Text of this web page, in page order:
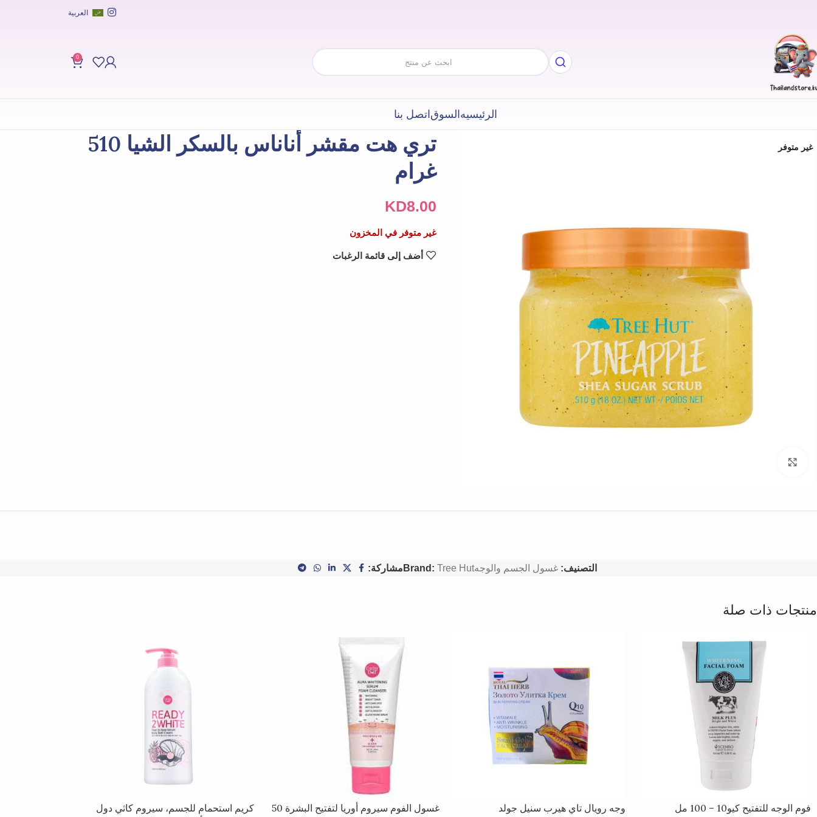
العربية
0
الرئيسيهالسوقاتصل بنا
غير متوفر
تري هت مقشر أناناس بالسكر الشيا 510
غرام
KD8.00
غير متوفر في المخزون
أضف إلى قائمة الرغبات
التصنيف: غسول الجسم والوجه Brand: Tree Hut مشاركة:
منتجات ذات صلة
فوم الوجه للتفتيح كيو10 – 100 مل وجه رويال تاي هيرب سنيل جولد
غسول الفوم سيروم أوريا لتفتيح البشرة 50
كريم استحمام للجسم، سيروم كاثي دول